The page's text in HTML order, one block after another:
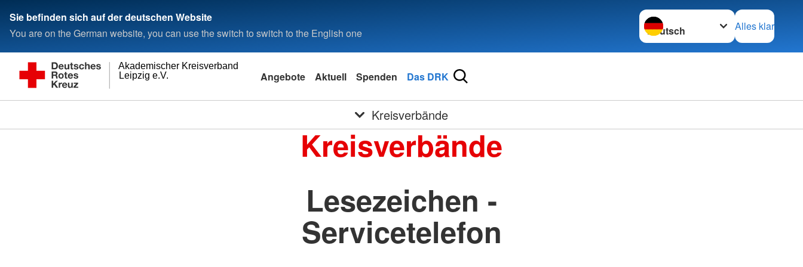
Sie befinden sich auf der deutschen Website
You are on the German website, you can use the switch to switch to the English one
Sprache wechseln zu
Alles klar
Leipzig e.V.
Akademischer Kreisverband
Angebote Aktuell Spenden Das DRK
Kreisverbände
Kreisverbände
Lesezeichen -
Servicetelefon